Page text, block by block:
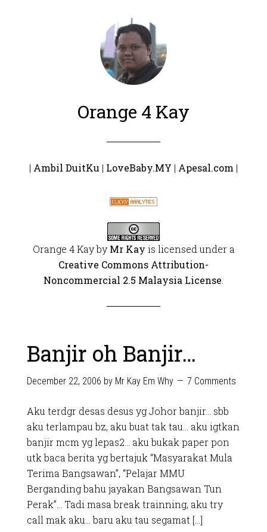
Orange 4 Kay
| Ambil DuitKu | LoveBaby.MY | Apesal.com |
Orange 4 Kayby Mr Kay is licensed under a
Creative Commons Attribution-
Noncommercial 2.5 Malaysia License
Banjir oh Banjir…
December 22, 2006 by Mr Kay Em Why 7 Comments
Aku terdgr desas desus yg Johor banjir… sbb
aku terlampau bz, aku buat tak tau… aku igtkan
banjir mcm yg lepas2… aku bukak paper pon
utk baca berita yg bertajuk “Masyarakat Mula
Terima Bangsawan”, “Pelajar MMU
Berganding bahu jayakan Bangsawan Tun
Perak”… Tadi masa break trainning, aku try
call mak aku… baru aku tau segamat […]